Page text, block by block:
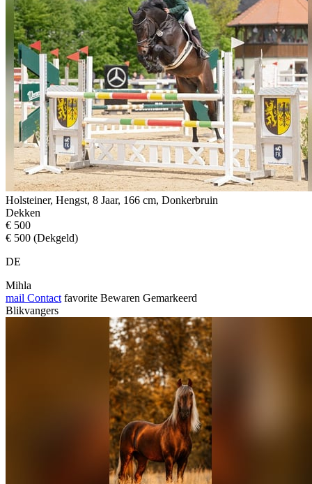
Holsteiner, Hengst, 8 Jaar, 166 cm, Donkerbruin
Dekken
€ 500
€ 500 (Dekgeld)
DE
Mihla
mail Contact favorite Bewaren Gemarkeerd
Blikvangers